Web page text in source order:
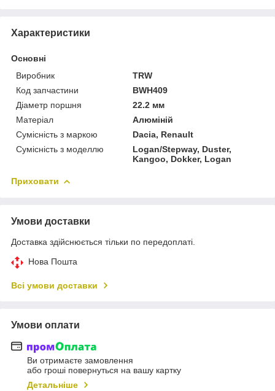
Характеристики
Основні
Виробник
TRW
Код запчастини
BWH409
Діаметр поршня
22.2 мм
Матеріал
Алюміній
Сумісність з маркою
Dacia, Renault
Сумісність з моделлю
Logan/Stepway, Duster,
Kangoo, Dokker, Logan
Приховати
Умови доставки
Доставка здійснюється тільки по передоплаті.
Нова Пошта
Всі умови доставки
Умови оплати
Ви отримаєте замовлення
або гроші повернуться на вашу картку
Детальніше